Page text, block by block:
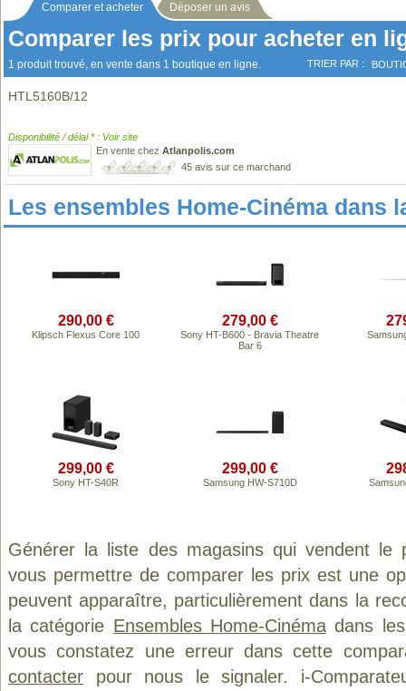
Comparer et acheter Déposer un avis
Comparer les prix pour acheter en
1 produit trouvé, en vente dans 1 boutique en ligne. TRIER PAR :
HTL5160B/12
Disponibilité / délai * : Voir site
En vente chez Atlanpolis.com
45 avis sur ce marchand
Les ensembles Home-Cinéma dans
290,00 €
Klipsch Flexus Core 100
279,00 €
Sony HT-B600 - Bravia Theatre
Bar 6
299,00 €
Sony HT-S40R
299,00 €
Samsung HW-S710D
Générer la liste des magasins qui vendent le
vous permettre de comparer les prix est une
peuvent apparaître, particulièrement dans la
la catégorie Ensembles Home-Cinémadans les
vous constatez une erreur dans cette
contacter pour nous le signaler. i-